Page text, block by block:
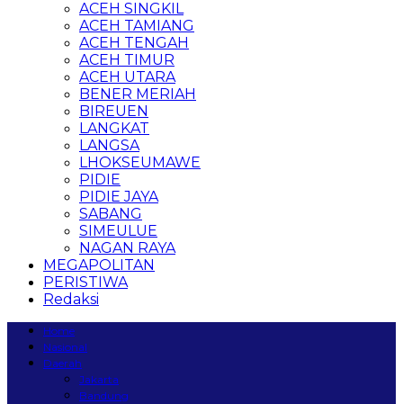
ACEH SINGKIL
ACEH TAMIANG
ACEH TENGAH
ACEH TIMUR
ACEH UTARA
BENER MERIAH
BIREUEN
LANGKAT
LANGSA
LHOKSEUMAWE
PIDIE
PIDIE JAYA
SABANG
SIMEULUE
NAGAN RAYA
MEGAPOLITAN
PERISTIWA
Redaksi
Home
Nasional
Daerah
Jakarta
Bandung